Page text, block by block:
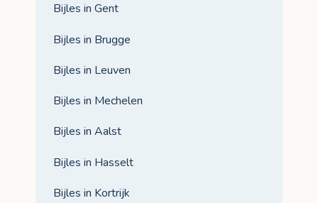
Bijles in Gent
Bijles in Brugge
Bijles in Leuven
Bijles in Mechelen
Bijles in Aalst
Bijles in Hasselt
Bijles in Kortrijk